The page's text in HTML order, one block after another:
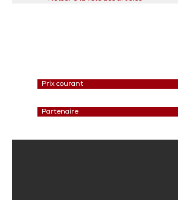
Prix courant
Partenaire